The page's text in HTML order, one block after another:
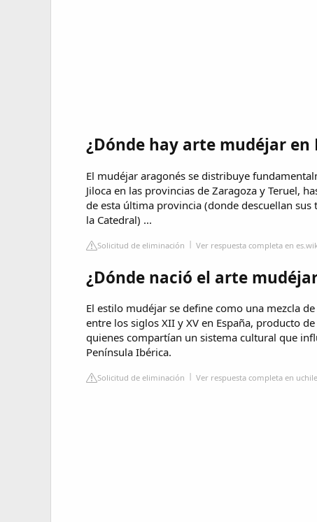
¿Dónde hay arte mudéjar en
El mudéjar aragonés se distribuye
Jiloca en las provincias de Zaragoza y Teruel,
de esta última provincia (donde descuellan sus
la Catedral) ...
Solicitud de eliminación Ver respuesta completa en
¿Dónde nació el arte
El estilo mudéjar se define como una mezcla
entre los siglos XII y XV en España, producto
quienes compartían un sistema cultural que
Península Ibérica.
Solicitud de eliminación Ver respuesta completa en